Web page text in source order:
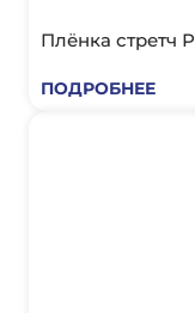
Плёнка стретч
ПОДРОБНЕЕ